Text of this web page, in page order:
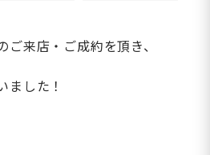
ご来店・ご成約を頂き、
ました！